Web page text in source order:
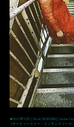
​■2012年3月にVocal NOZOMIとGuitar
(サーティースリー・インサニティーズ